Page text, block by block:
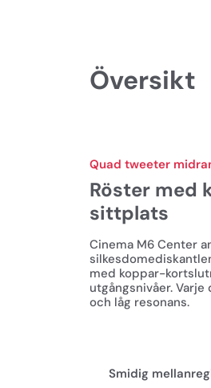
Översikt
Quad tweeter
Röster med
sittplats
Cinema M6 Center
med koppar-
utgångsnivåer.
och låg resonans.
Smidig